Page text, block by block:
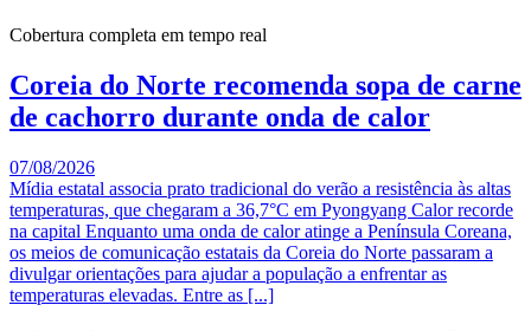
Cobertura completa em tempo real
Coreia do Norte recomenda sopa de carne
de cachorro durante onda de calor
07/08/2026
Mídia estatal associa prato tradicional do verão a resistência às altas
temperaturas, que chegaram a 36,7°C em Pyongyang Calor recorde
na capital Enquanto uma onda de calor atinge a Península Coreana,
os meios de comunicação estatais da Coreia do Norte passaram a
divulgar orientações para ajudar a população a enfrentar as
temperaturas elevadas. Entre as [...]